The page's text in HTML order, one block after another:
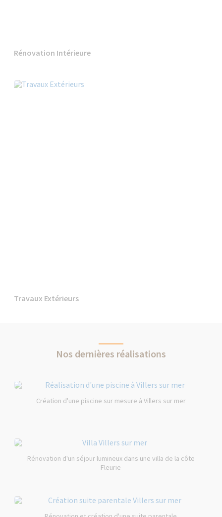
Rénovation Intérieure
Travaux Extérieurs
Nos dernières réalisations
Création d'une piscine sur mesure à Villers sur mer
Rénovation d'un séjour lumineux dans une villa de la côte
Fleurie